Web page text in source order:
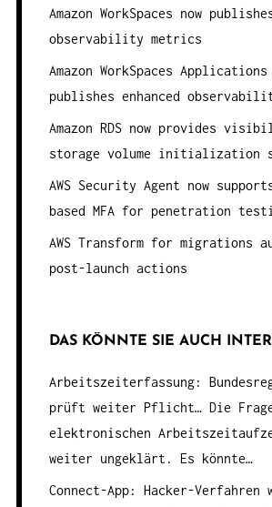
Amazon WorkSpaces now
observability metrics
Amazon WorkSpaces Applications
publishes enhanced
Amazon RDS now provides
storage volume initialization
AWS Security Agent now
based MFA for penetration
AWS Transform for migrations
post-launch actions
DAS KÖNNTE SIE AUCH
Arbeitszeiterfassung:
prüft weiter Pflicht…Die
elektronischen
weiter ungeklärt. Es könnte…
Connect-App: Hacker-Verfahren